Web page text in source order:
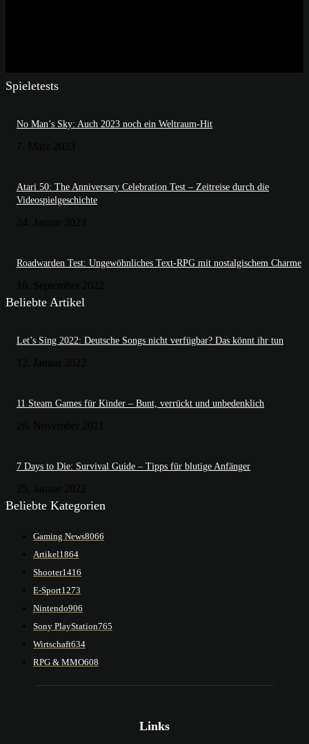
Spieletests
No Man’s Sky: Auch 2023 noch ein Weltraum-Hit
Atari 50: The Anniversary Celebration Test – Zeitreise durch die
Videospielgeschichte
Roadwarden Test: Ungewöhnliches Text-RPG mit nostalgischem Charme
Beliebte Artikel
Let’s Sing 2022: Deutsche Songs nicht verfügbar? Das könnt ihr tun
11 Steam Games für Kinder – Bunt, verrückt und unbedenklich
7 Days to Die: Survival Guide – Tipps für blutige Anfänger
Beliebte Kategorien
Gaming News8066
Artikel1864
Shooter1416
E-Sport1273
Nintendo906
Sony PlayStation765
Wirtschaft634
RPG & MMO608
Links